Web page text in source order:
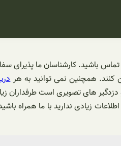
کنند. همچنین نمی توانید به هر
زیادی ندارید با ما همراه